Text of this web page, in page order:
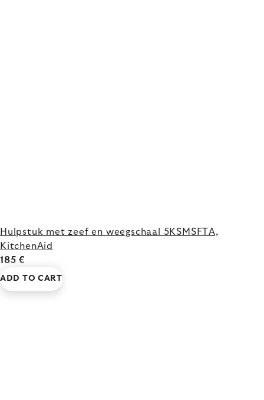
Hulpstuk met zeef en weegschaal 5KSMSFTA,
KitchenAid
185 €
ADD TO CART